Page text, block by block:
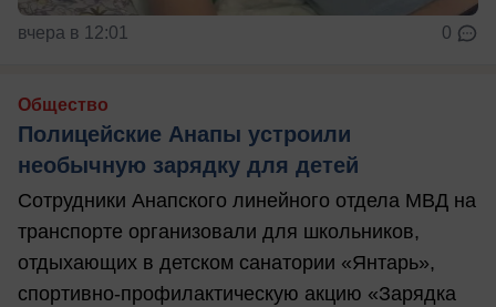
вчера в 12:01 0
Общество
Полицейские Анапы устроили
необычную зарядку для детей
Сотрудники Анапского линейного отдела МВД на
транспорте организовали для школьников,
отдыхающих в детском санатории «Янтарь»,
спортивно-профилактическую акцию «Зарядка